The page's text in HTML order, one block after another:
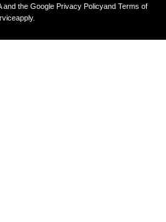
and the GooglePrivacy Policyand Terms of
apply.